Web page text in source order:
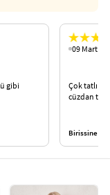
gibi
09 Mart
Çok tatlı
cüzdan
Birissine